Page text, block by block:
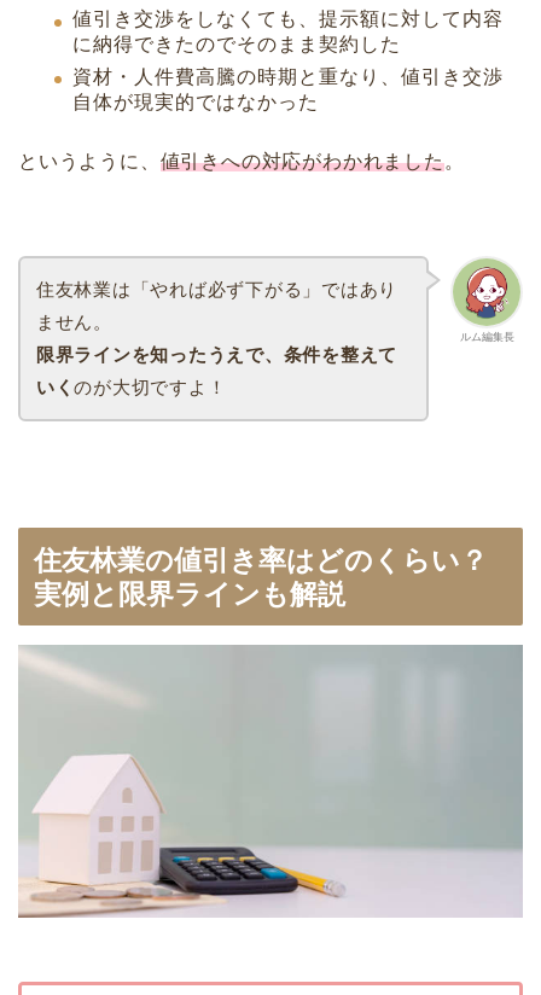
値引き交渉をしなくても、提示額に対して内容
に納得できたのでそのまま契約した
資材・人件費高騰の時期と重なり、値引き交渉
自体が現実的ではなかった
というように、 値引きへの対応がわかれました。
ルム編集長
住友林業は「やれば必ず下がる」ではあり
ません。
限界ラインを知ったうえで、条件を整えて
いくのが大切ですよ！
住友林業の値引き率はどのくらい？
実例と限界ラインも解説